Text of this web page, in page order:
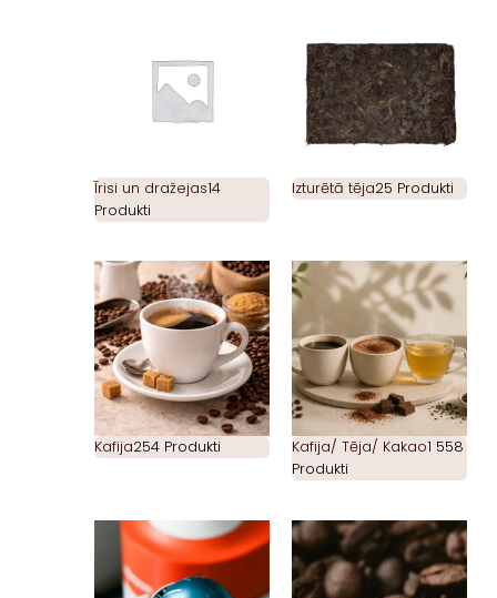
Īrisi un dražejas14
Produkti
Izturētā tēja25 Produkti
Kafija254 Produkti Kafija/ Tēja/ Kakao1 558
Produkti